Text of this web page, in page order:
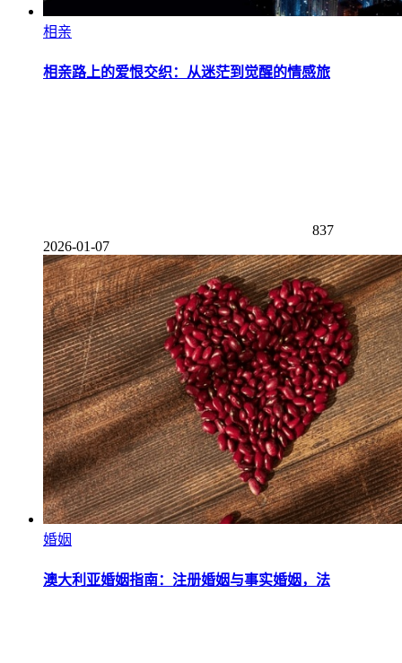
相亲
相亲路上的爱恨交织：从迷茫到觉醒的情感旅
837
2026-01-07
婚姻
澳大利亚婚姻指南：注册婚姻与事实婚姻，法